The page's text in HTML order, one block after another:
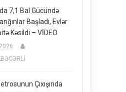
7,1 Bal Gücündə
Başladı, Evlər
Kəsildi – VİDEO
Çıxışında